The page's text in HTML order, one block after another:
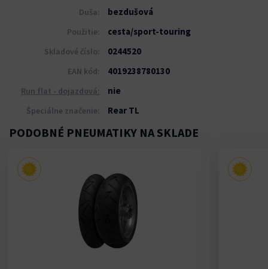
Duša: bezdušová
Použitie: cesta/sport-touring
Skladové číslo: 0244520
EAN kód: 4019238780130
Run flat - dojazdová: nie
Špeciálne značenie: Rear TL
PODOBNÉ PNEUMATIKY NA SKLADE